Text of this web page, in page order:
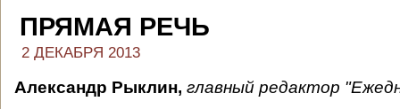
ПРЯМАЯ РЕЧЬ
2 ДЕКАБРЯ 2013
Александр Рыклин, главный редактор